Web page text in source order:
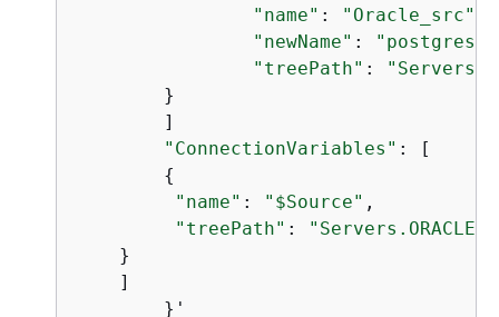
"name" : "Oracle_src"
"newName" : "postgres"
"treePath" :
"ConnectionVariables" : [
{
"name" : "$Source" ,
"treePath" :
"Servers.ORACLE"
    }
    ]